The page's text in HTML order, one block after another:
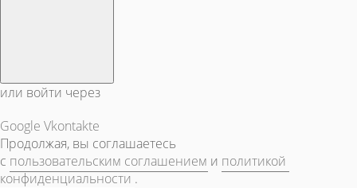
или войти через
Google Vkontakte
Продолжая, вы соглашаетесь
с пользовательским соглашением и политикой
конфиденциальности .